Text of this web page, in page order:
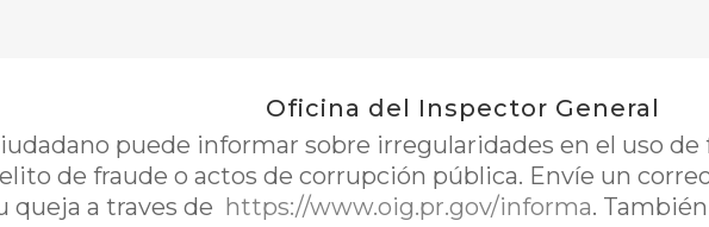
Oficina del Inspector General
puede informar sobre irregularidades en el uso
de fraude o actos de corrupción pública. Envíe un
queja a traves de https://www.oig.pr.gov/informa.